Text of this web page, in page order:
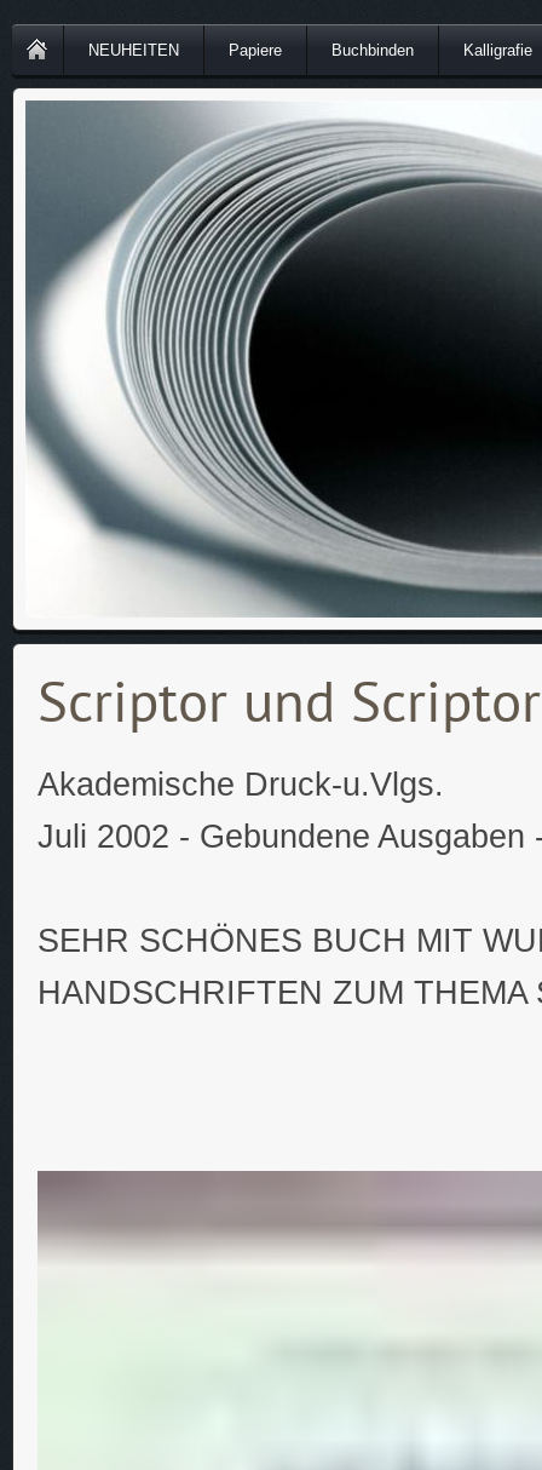
NEUHEITEN Papiere Buchbinden Kalligrafie
Scriptor und
Akademische Druck-u.Vlgs.
Juli 2002 - Gebundene Ausgaben
SEHR SCHÖNES BUCH MIT
HANDSCHRIFTEN ZUM